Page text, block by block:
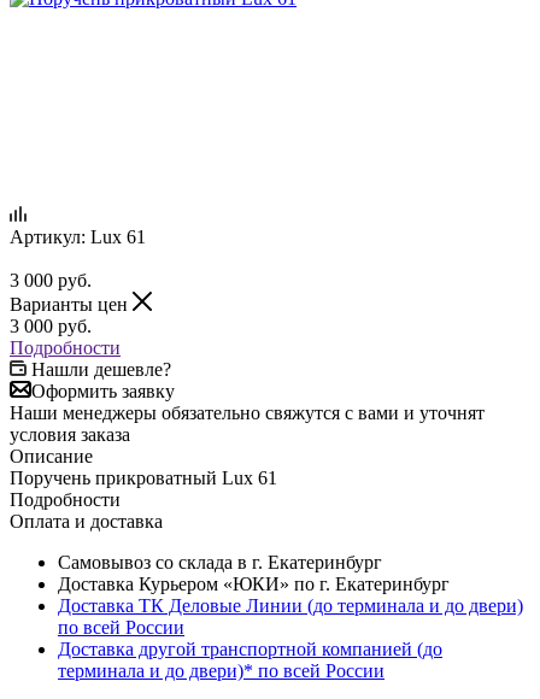
Артикул: Lux 61
3 000 руб.
Варианты цен
3 000 руб.
Подробности
Нашли дешевле?
Оформить заявку
Наши менеджеры обязательно свяжутся с вами и уточнят
условия заказа
Описание
Поручень прикроватный Lux 61
Подробности
Оплата и доставка
Самовывоз со склада в г. Екатеринбург
Доставка Курьером «ЮКИ» по г. Екатеринбург
Доставка ТК Деловые Линии (до терминала и до двери)
по всей России
Доставка другой транспортной компанией (до
терминала и до двери)* по всей России